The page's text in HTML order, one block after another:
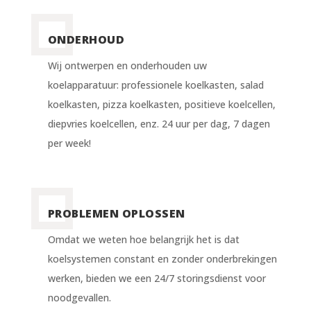
ONDERHOUD
Wij ontwerpen en onderhouden uw
koelapparatuur: professionele koelkasten, salad
koelkasten, pizza koelkasten, positieve koelcellen,
diepvries koelcellen, enz. 24 uur per dag, 7 dagen
per week!
PROBLEMEN OPLOSSEN
Omdat we weten hoe belangrijk het is dat
koelsystemen constant en zonder onderbrekingen
werken, bieden we een 24/7 storingsdienst voor
noodgevallen.